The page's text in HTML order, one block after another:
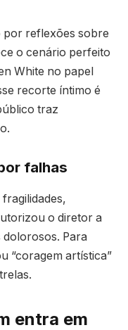
por reflexões sobre
o cenário perfeito
White no papel
recorte íntimo é
traz
falhas
o diretor a
Para
“coragem artística”
entra em